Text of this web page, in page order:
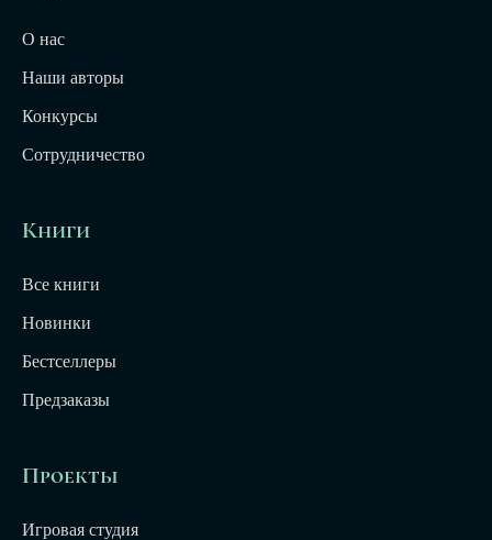
О нас
Наши авторы
Конкурсы
Сотрудничество
Книги
Все книги
Новинки
Бестселлеры
Предзаказы
Проекты
Игровая студия